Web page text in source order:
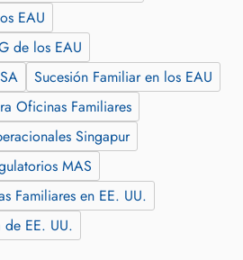
EAU
de los EAU
Sucesión Familiar en los EAU
Oficinas Familiares
Singapur
MAS
Familiares en EE. UU.
EE. UU.